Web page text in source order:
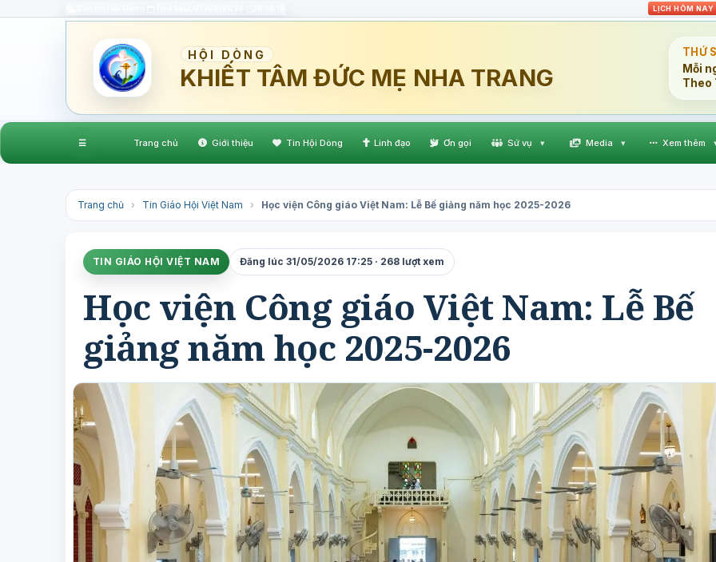
LỊCH HÔM NAY
HỘI DÒNG
KHIẾT TÂM ĐỨC MẸ NHA TRANG
THỨ
Mỗi
Theo
☰ Trang chủ Giới thiệu Tin Hội Dòng Linh đạo Ơn gọi Sứ vụ ▾ Media ▾ Xem thêm
Trang chủ › Tin Giáo Hội Việt Nam › Học viện Công giáo Việt Nam: Lễ Bế giảng năm học 2025-2026
TIN GIÁO HỘI VIỆT NAM Đăng lúc 31/05/2026 17:25 · 268 lượt xem
Học viện Công giáo Việt Nam: Lễ Bế
giảng năm học 2025-2026